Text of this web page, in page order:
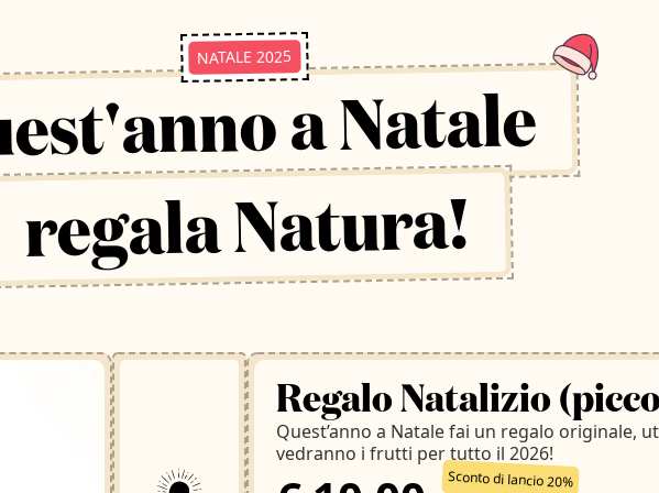
NATALE 2025
a Natale
regala Natura!
Regalo Natalizio
Quest’anno a Natale fai un regalo originale,
vedranno i frutti per tutto il 2026!
Sconto di lancio 20%